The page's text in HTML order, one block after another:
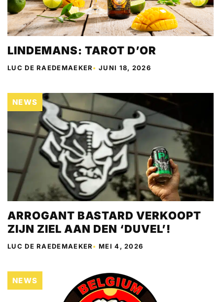
LINDEMANS: TAROT D’OR
LUC DE RAEDEMAEKER•JUNI 18, 2026
NEWS
ARROGANT BASTARD VERKOOPT
ZIJN ZIEL AAN DEN ‘DUVEL’!
LUC DE RAEDEMAEKER•MEI 4, 2026
NEWS